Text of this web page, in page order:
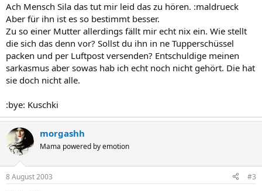
Ach Mensch Sila das tut mir leid das zu hören. :maldrueck
Aber für ihn ist es so bestimmt besser.
Zu so einer Mutter allerdings fällt mir echt nix ein. Wie stellt
die sich das denn vor? Sollst du ihn in ne Tupperschüssel
packen und per Luftpost versenden? Entschuldige meinen
sarkasmus aber sowas hab ich echt noch nicht gehört. Die hat
sie doch nicht alle.
:bye: Kuschki
morgashh
Mama powered by emotion
8 August 2003 #3